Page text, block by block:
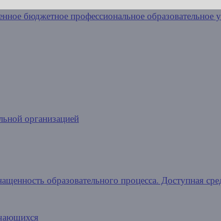
организацией
образовательного процесса. Доступная